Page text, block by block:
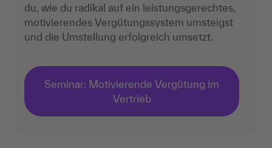
du, wie du radikal auf ein leistungsgerechtes,
motivierendes Vergütungssystem umsteigst
und die Umstellung erfolgreich umsetzt.
Seminar: Motivierende Vergütung im
Vertrieb